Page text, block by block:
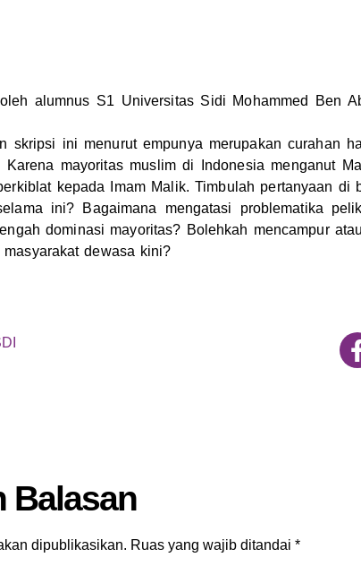
alumnus S1 Universitas Sidi Mohammed Ben
skripsi ini menurut empunya merupakan curahan
mayoritas muslim di Indonesia menganut
kepada Imam Malik. Timbulah pertanyaan di
ini? Bagaimana mengatasi problematika
dominasi mayoritas? Bolehkah mencampur
dewasa kini?
Balasan
dipublikasikan. Ruas yang wajib ditandai *